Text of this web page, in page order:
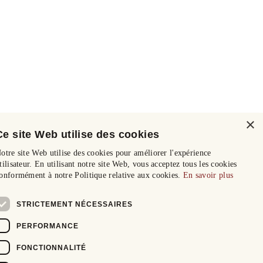
×
site Web utilise des cookies
site Web utilise des cookies pour améliorer l'expérience
En utilisant notre site Web, vous acceptez tous les cookies
à notre Politique relative aux cookies. En savoir plus
STRICTEMENT NÉCESSAIRES
PERFORMANCE
FONCTIONNALITÉ